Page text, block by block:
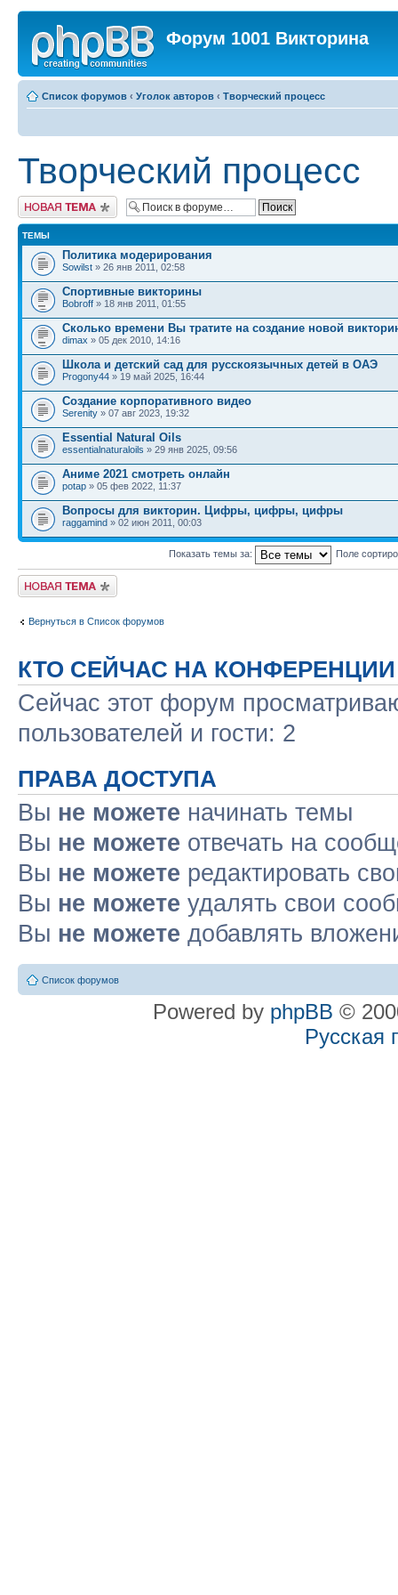
Форум 1001 Викторина
Список форумов ‹ Уголок авторов ‹ Творческий процесс
Творческий процесс
Новая тема
ТЕМЫ
Политика модерирования
Sowilst » 26 янв 2011, 02:58
Спортивные викторины
Bobroff » 18 янв 2011, 01:55
Сколько времени Вы тратите на создание новой
dimax » 05 дек 2010, 14:16
Школа и детский сад для русскоязычных детей в ОАЭ
Progony44 » 19 май 2025, 16:44
Создание корпоративного видео
Serenity » 07 авг 2023, 19:32
Essential Natural Oils
essentialnaturaloils » 29 янв 2025, 09:56
Аниме 2021 смотреть онлайн
potap » 05 фев 2022, 11:37
Вопросы для викторин. Цифры, цифры, цифры
raggamind » 02 июн 2011, 00:03
Показать темы за: Поле
Новая тема
Вернуться в Список форумов
КТО СЕЙЧАС НА КОНФЕРЕНЦИИ
Сейчас этот форум
пользователей и гости: 2
ПРАВА ДОСТУПА
Вы не можете начинать темы
Вы не можете отвечать на
Вы не можете редактировать
Вы не можете удалять свои
Вы не можете добавлять
Список форумов
Powered by phpBB ©
Русская